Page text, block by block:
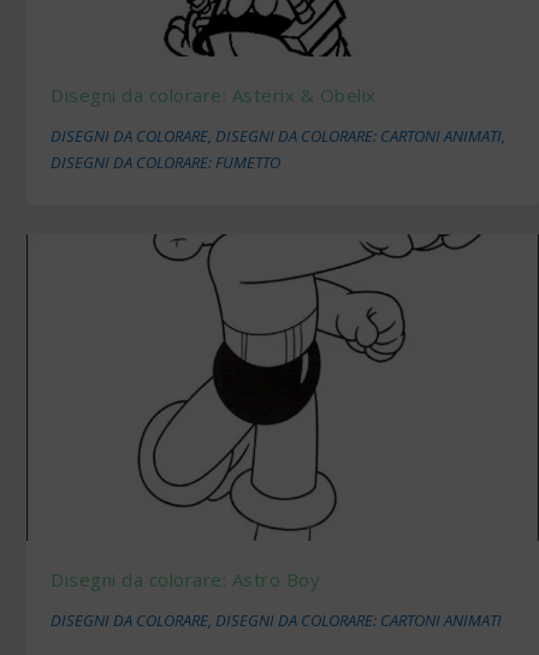
Disegni da colorare: Asterix & Obelix
DISEGNI DA COLORARE,DISEGNI DA COLORARE: CARTONI ANIMATI,
DISEGNI DA COLORARE: FUMETTO
Disegni da colorare: Astro Boy
DISEGNI DA COLORARE,DISEGNI DA COLORARE: CARTONI ANIMATI